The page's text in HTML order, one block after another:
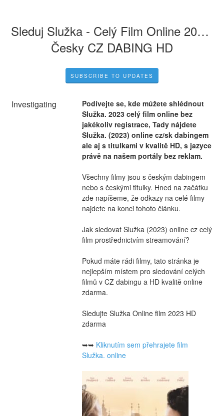
Sleduj Služka - Celý Film Online 2023
Česky CZ DABING HD
SUBSCRIBE TO UPDATES
Investigating
Podívejte se, kde můžete shlédnout
Služka. 2023 celý film online bez
jakékoliv registrace, Tady nájdete
Služka. (2023) online cz/sk dabingem
ale aj s titulkami v kvalitě HD, s jazyce
právě na našem portály bez reklam.
Všechny filmy jsou s českým dabingem
nebo s českými titulky. Hned na začátku
zde napíšeme, že odkazy na celé filmy
najdete na konci tohoto článku.
Jak sledovat Služka (2023) online cz celý
film prostřednictvím streamování?
Pokud máte rádi filmy, tato stránka je
nejlepším místem pro sledování celých
filmů v CZ dabingu a HD kvalitě online
zdarma.
Sledujte Služka Online film 2023 HD
zdarma
➥➥ Kliknutím sem přehrajete film
Služka. online